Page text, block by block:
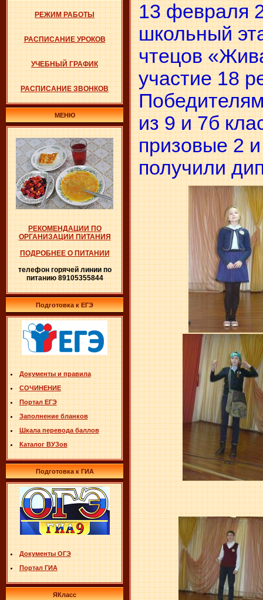
РЕЖИМ РАБОТЫ
РАСПИСАНИЕ УРОКОВ
УЧЕБНЫЙ ГРАФИК
РАСПИСАНИЕ ЗВОНКОВ
МЕНЮ
РЕКОМЕНДАЦИИ ПО
ОРГАНИЗАЦИИ ПИТАНИЯ
ПОДРОБНЕЕ О ПИТАНИИ
телефон горячей линии по
питанию 89105355844
Подготовка к ЕГЭ
Документы и правила
СОЧИНЕНИЕ
Портал ЕГЭ
Заполнение бланков
Шкала перевода баллов
Каталог ВУЗов
Подготовка к ГИА
Документы ОГЭ
Портал ГИА
ЯКласс
13 февраля
школьный
чтецов
участие 18
из 9 и 7б
призовые 2
получили